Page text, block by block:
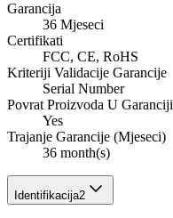
Garancija
36 Mjeseci
Certifikati
FCC, CE, RoHS
Kriteriji Validacije Garancije
Serial Number
Povrat Proizvoda U Garanciji
Yes
Trajanje Garancije (Mjeseci)
36 month(s)
Identifikacija2